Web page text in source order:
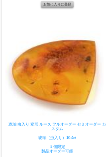
琥珀 虫入り 変形 ルース フルオーダー セミオーダー カ
スタム
琥珀（虫入り）10.4ct
１個限定
製品オーダー可能